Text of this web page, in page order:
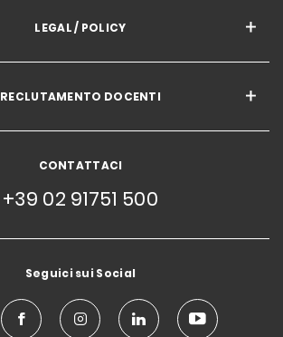
LEGAL / POLICY
RECLUTAMENTO DOCENTI
CONTATTACI
+39 02 91751 500
Seguici sui Social